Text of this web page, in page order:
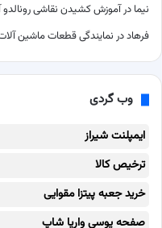
نیما درآموزش کشیدن نقاشی
فرهاددر نمایندگی قطعات ماشین
وب گردی
ایمپلنت شیراز
ترخیص کالا
خرید جعبه پیتزا مقوایی
صفحه یوسی واریا شاپ